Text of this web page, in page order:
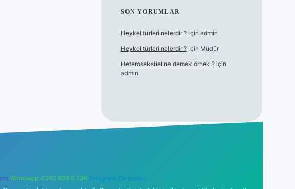
SON YORUMLAR
Heykel türleri nelerdir ?için admin
Heykel türleri nelerdir ?için Müdür
Heteroseksüel ne demek örnek ?için
admin
Whatsapp: 0262 606 0 726 Telegram: @karabul